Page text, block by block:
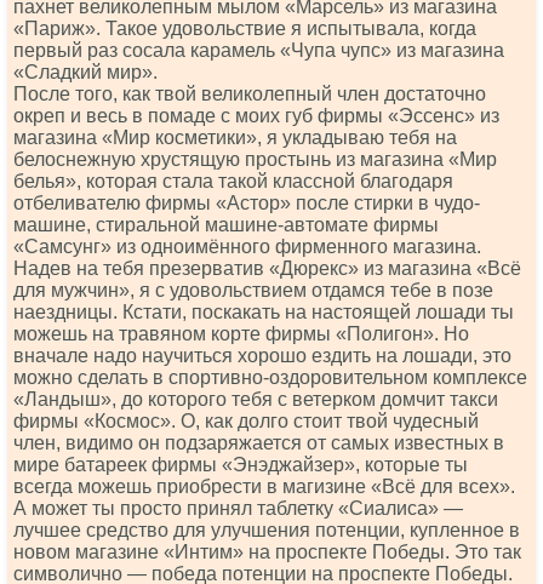
пахнет великолепным мылом «Марсель» из магазина
«Париж». Такое удовольствие я испытывала, когда
первый раз сосала карамель «Чупа чупс» из магазина
«Сладкий мир».
После того, как твой великолепный член достаточно
окреп и весь в помаде с моих губ фирмы «Эссенс» из
магазина «Мир косметики», я укладываю тебя на
белоснежную хрустящую простынь из магазина «Мир
белья», которая стала такой классной благодаря
отбеливателю фирмы «Астор» после стирки в чудо-
машине, стиральной машине-автомате фирмы
«Самсунг» из одноимённого фирменного магазина.
Надев на тебя презерватив «Дюрекс» из магазина «Всё
для мужчин», я с удовольствием отдамся тебе в позе
наездницы. Кстати, поскакать на настоящей лошади ты
можешь на травяном корте фирмы «Полигон». Но
вначале надо научиться хорошо ездить на лошади, это
можно сделать в спортивно-оздоровительном комплексе
«Ландыш», до которого тебя с ветерком домчит такси
фирмы «Космос». О, как долго стоит твой чудесный
член, видимо он подзаряжается от самых известных в
мире батареек фирмы «Энэджайзер», которые ты
всегда можешь приобрести в магизине «Всё для всех».
А может ты просто принял таблетку «Сиалиса» —
лучшее средство для улучшения потенции, купленное в
новом магазине «Интим» на проспекте Победы. Это так
символично — победа потенции на проспекте Победы.